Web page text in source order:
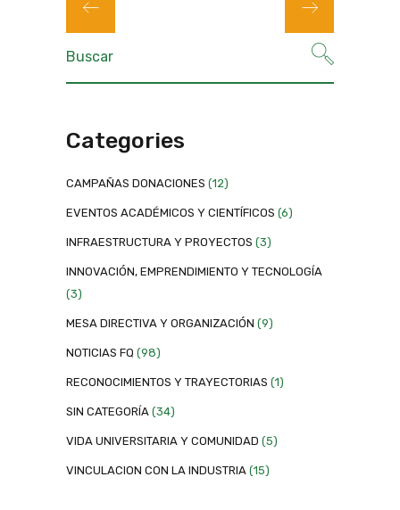
Categories
CAMPAÑAS DONACIONES (12)
EVENTOS ACADÉMICOS Y CIENTÍFICOS (6)
INFRAESTRUCTURA Y PROYECTOS (3)
INNOVACIÓN, EMPRENDIMIENTO Y TECNOLOGÍA
(3)
MESA DIRECTIVA Y ORGANIZACIÓN (9)
NOTICIAS FQ (98)
RECONOCIMIENTOS Y TRAYECTORIAS (1)
SIN CATEGORÍA (34)
VIDA UNIVERSITARIA Y COMUNIDAD (5)
VINCULACION CON LA INDUSTRIA (15)